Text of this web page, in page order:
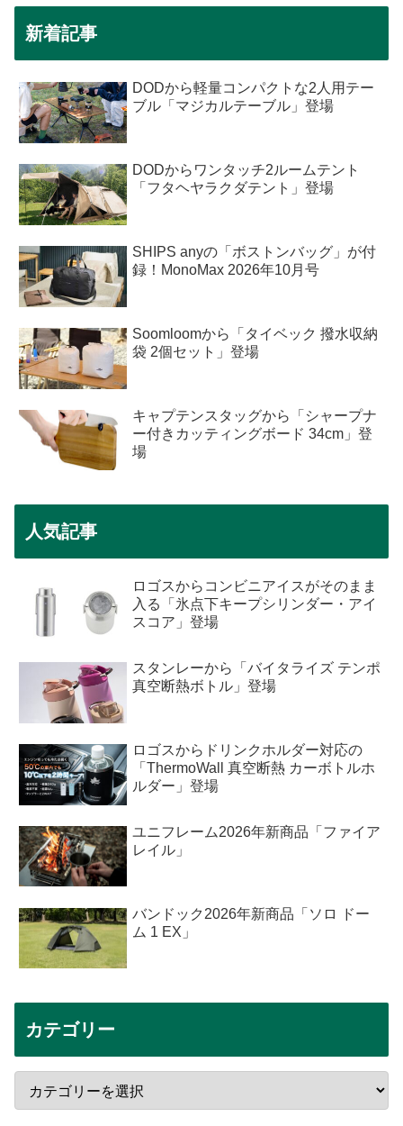
新着記事
DODから軽量コンパクトな2人用テー
ブル「マジカルテーブル」登場
DODからワンタッチ2ルームテント
「フタヘヤラクダテント」登場
SHIPS anyの「ボストンバッグ」が付
録！MonoMax 2026年10月号
Soomloomから「タイベック 撥水収納
袋 2個セット」登場
キャプテンスタッグから「シャープナ
ー付きカッティングボード 34cm」登
場
人気記事
ロゴスからコンビニアイスがそのまま
入る「氷点下キープシリンダー・アイ
スコア」登場
スタンレーから「バイタライズ テンポ
真空断熱ボトル」登場
ロゴスからドリンクホルダー対応の
「ThermoWall 真空断熱 カーボトルホ
ルダー」登場
ユニフレーム2026年新商品「ファイア
レイル」
バンドック2026年新商品「ソロ ドー
ム 1 EX」
カテゴリー